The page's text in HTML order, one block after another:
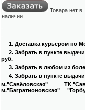
Товара нет в
наличии
1. Доставка курьером по
2. Забрать в пункте
руб.
3. Забрать в любом из
4. Забрать в пункте
м."Савёловская" ТК
м."Багратионовская"